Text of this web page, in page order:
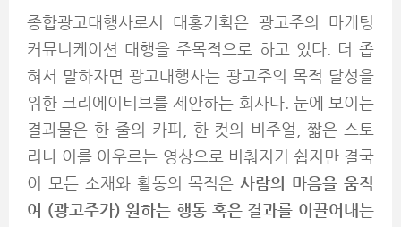
종합광고대행사로서 대홍기획은 광고주의 마케팅
커뮤니케이션 대행을 주목적으로 하고 있다. 더 좁
혀서 말하자면 광고대행사는 광고주의 목적 달성을
위한 크리에이티브를 제안하는 회사다. 눈에 보이는
결과물은 한 줄의 카피, 한 컷의 비주얼, 짧은 스토
리나 이를 아우르는 영상으로 비춰지기 쉽지만 결국
이 모든 소재와 활동의 목적은사람의 마음을 움직
여 (광고주가) 원하는 행동 혹은 결과를 이끌어내는